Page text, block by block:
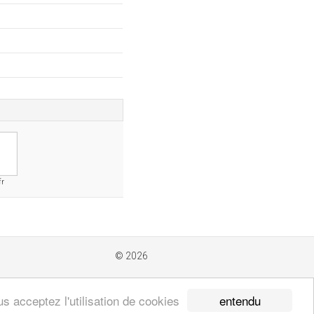
entendu
acceptez l'utilisation de cookies
© 2026